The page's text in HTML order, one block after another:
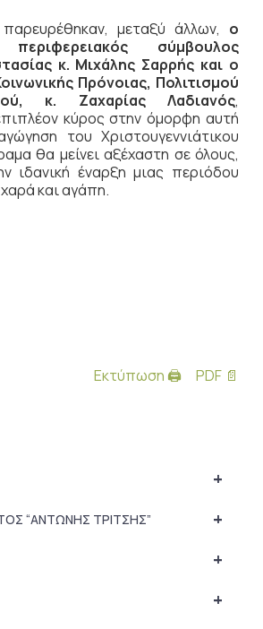
μεταξύ άλλων, ο
περιφερειακός σύμβουλος
κ. Μιχάλης Σαρρής και ο
Πρόνοιας, Πολιτισμού
κ. Ζαχαρίας Λαδιανός,
κύρος στην όμορφη αυτή
του Χριστουγεννιάτικου
θα μείνει αξέχαστη σε όλους,
ιδανική έναρξη μιας περιόδου
και αγάπη.
Εκτύπωση 🖨 PDF 📄
+
+
“ΑΝΤΩΝΗΣ ΤΡΙΤΣΗΣ”
+
+